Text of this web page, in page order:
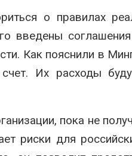
о правилах
введены
Как пояснили в
Их расходы
пока не
риски для
эвакуировали более
тыс. человек
МЕГА и ВкусВилл
установили
Учёные предложили